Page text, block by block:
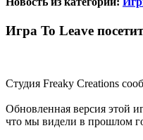
Игра To Leave
Студия Freaky Creations
Обновленная версия этой
что мы видели в прошлом